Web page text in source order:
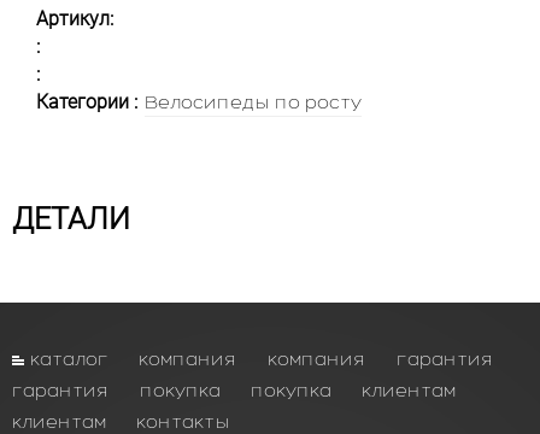
Артикул:
:
:
Категории : Велосипеды по росту
ДЕТАЛИ
каталог компания компания
гарантия
гарантия
покупка покупка
клиентам
клиентам
контакты